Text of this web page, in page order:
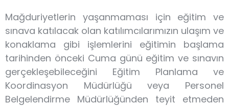
Mağduriyetlerin yaşanmaması için eğitim ve
sınava katılacak olan katılımcılarımızın ulaşım ve
konaklama gibi işlemlerini eğitimin başlama
tarihinden önceki Cuma günü eğitim ve sınavın
gerçekleşebileceğini Eğitim Planlama ve
Koordinasyon Müdürlüğü veya Personel
Belgelendirme Müdürlüğünden teyit etmeden